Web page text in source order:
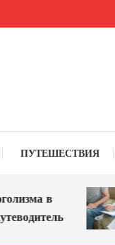
ПУТЕШЕСТВИЯ
в